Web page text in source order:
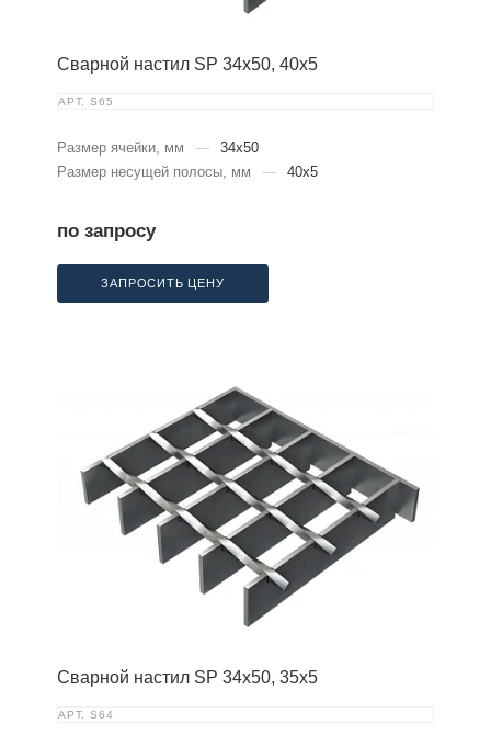
Сварной настил SP 34х50, 40х5
АРТ. S65
Размер ячейки, мм —
34x50
Размер несущей полосы, мм
— 40x5
по запросу
ЗАПРОСИТЬ ЦЕНУ
Сварной настил SP 34х50, 35х5
АРТ. S64